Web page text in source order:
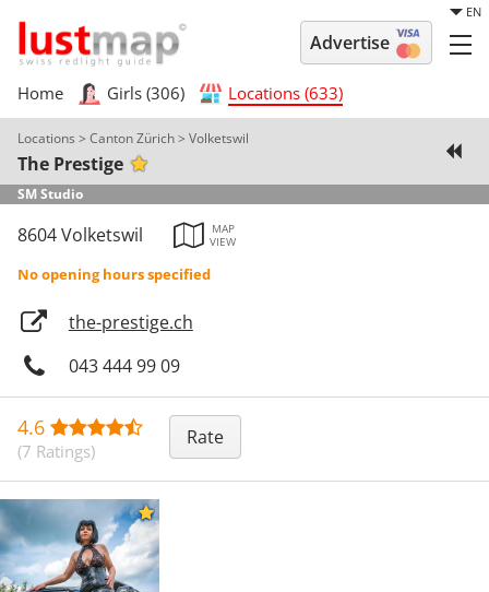
EN
Advertise
Home Girls (306) Locations (633)
Locations > Canton Zürich> Volketswil
The Prestige
SM Studio
8604 Volketswil
MAP
VIEW
No opening hours specified
the-prestige.ch
043 444 99 09
4.6
(7 Ratings)
Rate